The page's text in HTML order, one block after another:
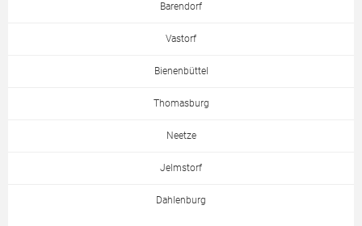
Barendorf
Vastorf
Bienenbüttel
Thomasburg
Neetze
Jelmstorf
Dahlenburg